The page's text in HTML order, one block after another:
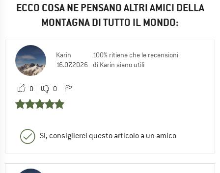
ECCO COSA NE PENSANO ALTRI AMICI DELLA
MONTAGNA DI TUTTO IL MONDO:
Karin
16.07.2026
100% ritiene che le recensioni
di Karin siano utili
0 0
Sì, consiglierei questo articolo a un amico